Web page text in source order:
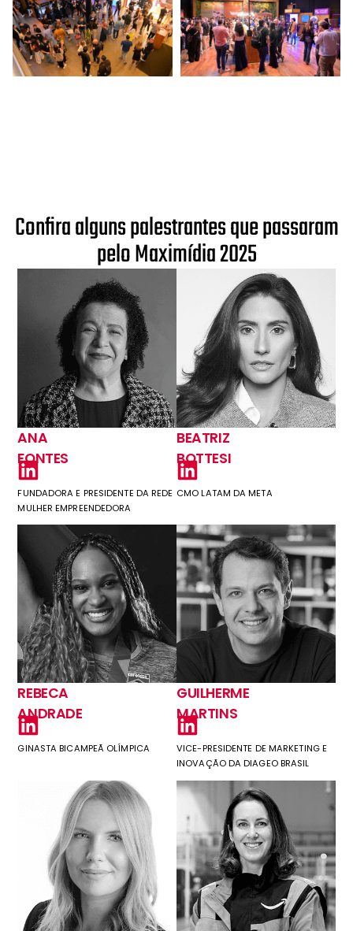
Confraalgunspalestrantesquepassaram
peloMaximídia2025
ANA
FONTES
FUNDADORA E PRESIDENTE DA REDE
MULHER EMPREENDEDORA
BEATRIZ
BOTTESI
CMO LATAM DA META
REBECA
ANDRADE
GINASTA BICAMPEÃ OLÍMPICA
GUILHERME
MARTINS
VICE-PRESIDENTE DE MARKETING E
INOVAÇÃO DA DIAGEO BRASIL